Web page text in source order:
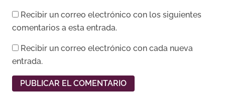
Recibir un correo electrónico con los siguientes
comentarios a esta entrada.
Recibir un correo electrónico con cada nueva
entrada.